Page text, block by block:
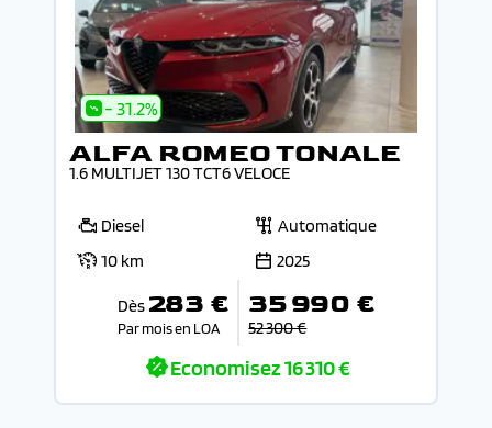
- 31.2%
ALFA ROMEO TONALE
1.6 MULTIJET 130 TCT6 VELOCE
Diesel
Automatique
10 km
2025
Dès 283 €
Par mois en LOA
35 990 €
52 300 €
Economisez16 310 €